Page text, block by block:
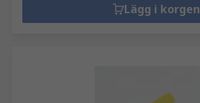
Lägg i korgen